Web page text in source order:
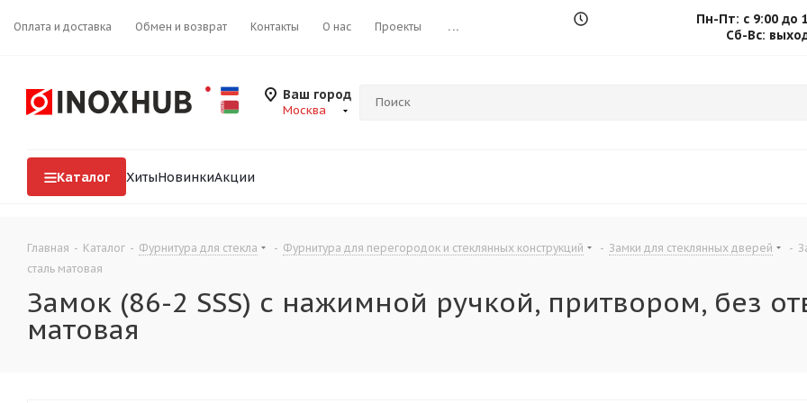
Оплата и доставка Обмен и возврат Контакты О нас Проекты ...
Пн-Пт: с 9:00 до
Сб-Вс:
Ваш город
Москва
Каталог ХитыНовинкиАкции
Главная - Каталог - Фурнитура для стекла - Фурнитура для перегородок и стеклянных конструкций - Замки для стеклянных дверей -
сталь матовая
Замок (86-2 SSS) с нажимной ручкой, притвором, без
матовая